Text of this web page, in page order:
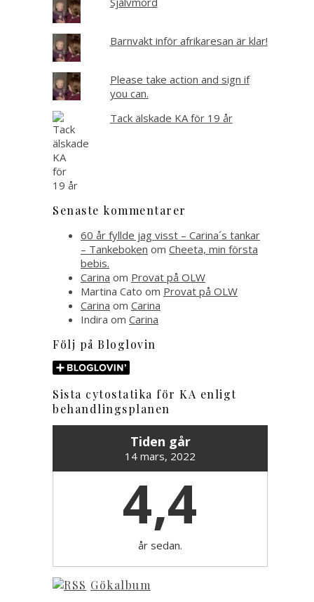
Barnvakt inför afrikaresan är klar!
Please take action and sign if
you can.
Tack älskade KA för 19 år
Senaste kommentarer
60 år fyllde jag visst – Carina´s tankar
– Tankeboken om Cheeta, min första
bebis.
Carina om Provat på OLW
Martina Cato om Provat på OLW
Carina om Carina
Indira om Carina
Följ på Bloglovin
Sista cytostatika för KA enligt
behandlingsplanen
Tiden går
14 mars, 2022
4,4
år sedan.
Gökalbum